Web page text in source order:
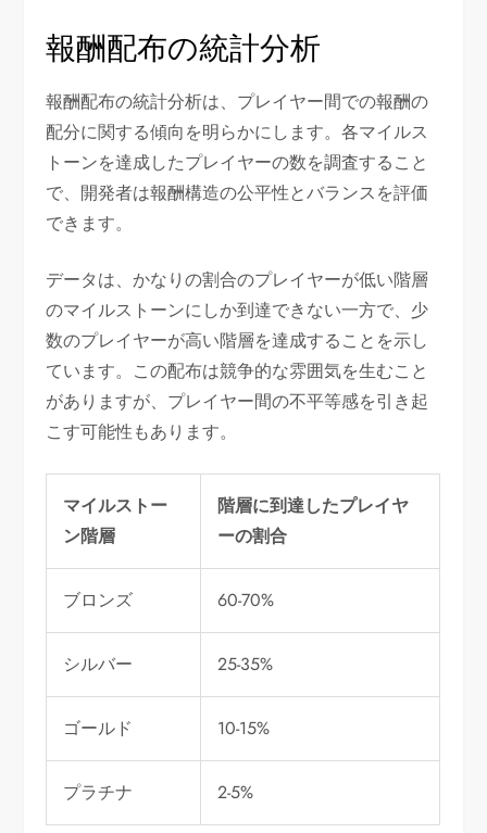
報酬配布の統計分析
報酬配布の統計分析は、プレイヤー間での報酬の
配分に関する傾向を明らかにします。各マイルス
トーンを達成したプレイヤーの数を調査すること
で、開発者は報酬構造の公平性とバランスを評価
できます。
データは、かなりの割合のプレイヤーが低い階層
のマイルストーンにしか到達できない一方で、少
数のプレイヤーが高い階層を達成することを示し
ています。この配布は競争的な雰囲気を生むこと
がありますが、プレイヤー間の不平等感を引き起
こす可能性もあります。
マイルストー
ン階層
階層に到達したプレイヤ
ーの割合
ブロンズ 60-70%
シルバー 25-35%
ゴールド 10-15%
プラチナ 2-5%